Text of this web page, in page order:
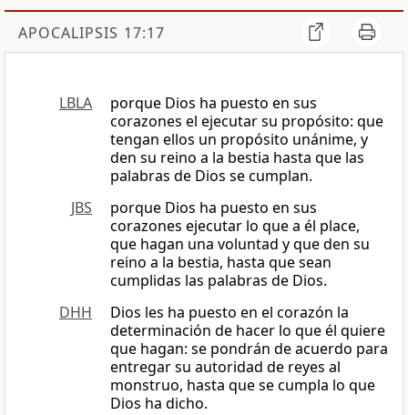
APOCALIPSIS 17:17
LBLA
porque Dios ha puesto en sus
corazones el ejecutar su propósito: que
tengan ellos un propósito unánime, y
den su reino a la bestia hasta que las
palabras de Dios se cumplan.
JBS
porque Dios ha puesto en sus
corazones ejecutar lo que a él place,
que hagan una voluntad y que den su
reino a la bestia, hasta que sean
cumplidas las palabras de Dios.
DHH
Dios les ha puesto en el corazón la
determinación de hacer lo que él quiere
que hagan: se pondrán de acuerdo para
entregar su autoridad de reyes al
monstruo, hasta que se cumpla lo que
Dios ha dicho.